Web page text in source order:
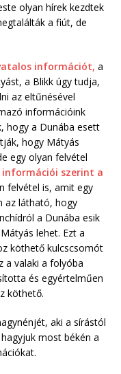
olyan hírek kezdtek
a fiút, de
információt, a
a Blikk úgy tudja,
az eltűnésével
információink
hogy a Dunába esett
hogy Mátyás
egy olyan felvétel
információi szerint a
felvétel is, amit egy
az látható, hogy
a Dunába esik
lehet. Ezt a
köthető kulcscsomót
a valaki a folyóba
és egyértelműen
köthető.
aki a sírástól
most békén a